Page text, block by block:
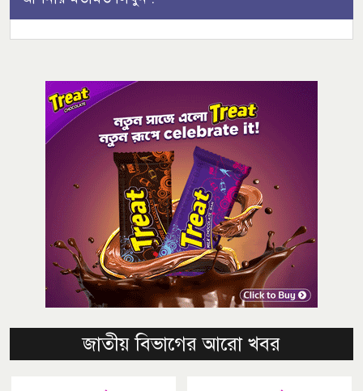
জাতীয় বিভাগের আরো খবর